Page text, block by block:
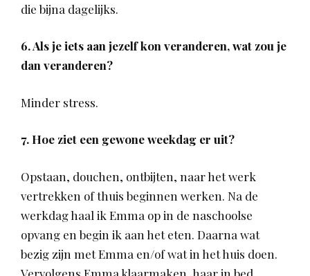
die bijna dagelijks.
6. Als je iets aan jezelf kon veranderen, wat zou je
dan veranderen?
Minder stress.
7. Hoe ziet een gewone weekdag er uit?
Opstaan, douchen, ontbijten, naar het werk
vertrekken of thuis beginnen werken. Na de
werkdag haal ik Emma op in de naschoolse
opvang en begin ik aan het eten. Daarna wat
bezig zijn met Emma en/of wat in het huis doen.